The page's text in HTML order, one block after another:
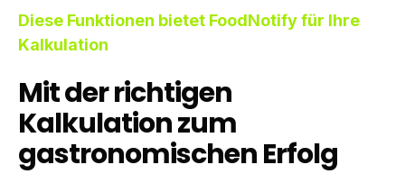
Diese Funktionen bietet FoodNotify für Ihre
Kalkulation
Mit der richtigen
Kalkulation zum
gastronomischen Erfolg